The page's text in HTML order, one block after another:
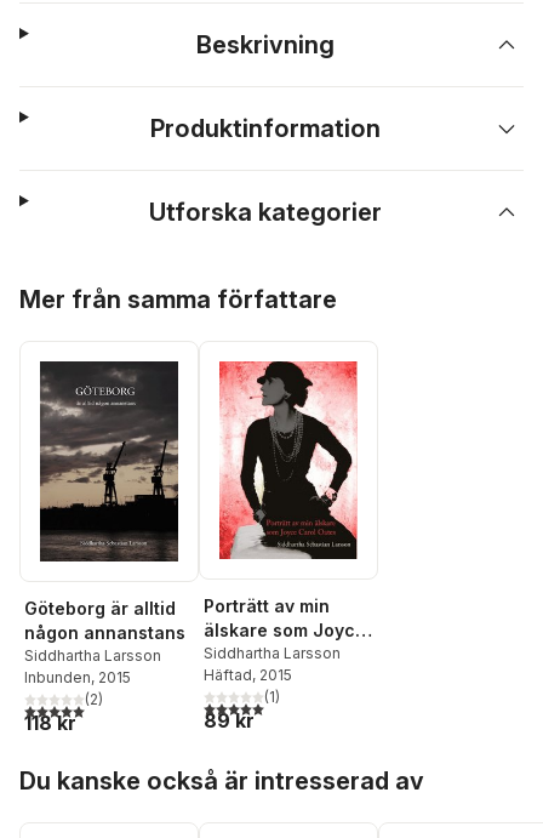
Beskrivning
Produktinformation
Utforska kategorier
Mer från samma författare
Göteborg är alltid
någon annanstans
Siddhartha Larsson
Inbunden, 2015
5,0utav 5 stjärnor. Totalt antal röster:
(2)
118 kr
Porträtt av min
älskare som Joyce
Carol Oates
Siddhartha Larsson
Häftad, 2015
5,0utav 5 stjärnor. Totalt antal röster:
(1)
89 kr
Du kanske också är intresserad av